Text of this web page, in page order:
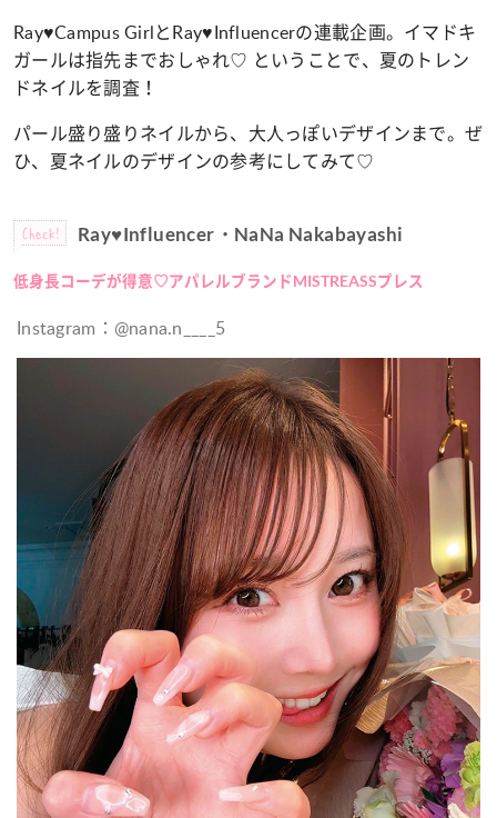
Ray♥Campus GirlとRay♥Influencerの連載企画。イマドキ
ガールは指先までおしゃれ♡ ということで、夏のトレン
ドネイルを調査！
パール盛り盛りネイルから、大人っぽいデザインまで。ぜ
ひ、夏ネイルのデザインの参考にしてみて♡
Check! Ray♥Influencer・NaNa Nakabayashi
低身長コーデが得意♡アパレルブランドMISTREASSプレス
Instagram：@nana.n____5